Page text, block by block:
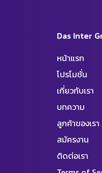
Das Inter
หน้าแรก
โปรโมชั่น
เกี่ยวกับเรา
บทความ
ลูกค้าของเรา
สมัครงาน
ติดต่อเรา